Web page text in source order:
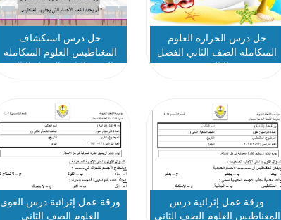
حل درس الحرارة العلوم
المتكاملة الصف الثاني الفصل
الثالث
حل درس استكشاف
المغناطيس العلوم المتكاملة
الصف الثاني الفصل الثالث
ورقة عمل إثرائية درس
المغناطيس العلوم الصف الثاني
ورقة عمل إثرائية درس القوى
العلوم الصف الثاني